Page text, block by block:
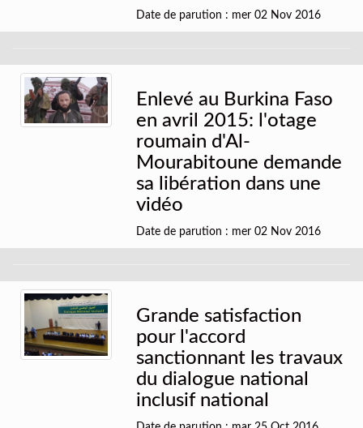
Date de parution : mer 02 Nov 2016
Enlevé au Burkina Faso
en avril 2015: l'otage
roumain d'Al-
Mourabitoune demande
sa libération dans une
vidéo
Date de parution : mer 02 Nov 2016
Grande satisfaction
pour l'accord
sanctionnant les travaux
du dialogue national
inclusif national